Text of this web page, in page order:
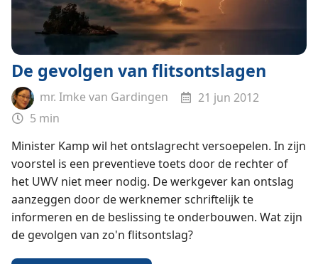
De gevolgen van flitsontslagen
mr. Imke van Gardingen
21 jun 2012
5 min
Minister Kamp wil het ontslagrecht versoepelen. In zijn
voorstel is een preventieve toets door de rechter of
het UWV niet meer nodig. De werkgever kan ontslag
aanzeggen door de werknemer schriftelijk te
informeren en de beslissing te onderbouwen. Wat zijn
de gevolgen van zo'n flitsontslag?